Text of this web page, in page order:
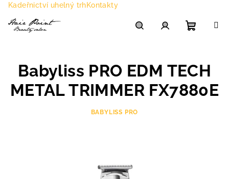
Přejít
obsah
Kadeřnictví uhelný trhKontakty
košík
Babyliss PRO EDM TECH
METAL TRIMMER FX7880E
BABYLISS PRO